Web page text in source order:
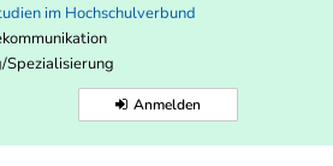
im Hochschulverbund
Anmelden